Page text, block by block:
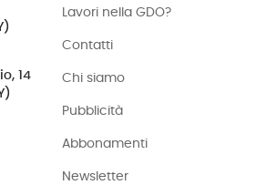
14
Lavori nella GDO?
Contatti
Chi siamo
Pubblicità
Abbonamenti
Newsletter